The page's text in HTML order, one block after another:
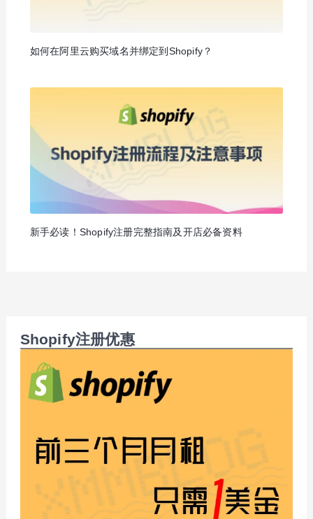
如何在阿里云购买域名并绑定到Shopify？
新手必读！Shopify注册完整指南及开店必备资料
Shopify注册优惠